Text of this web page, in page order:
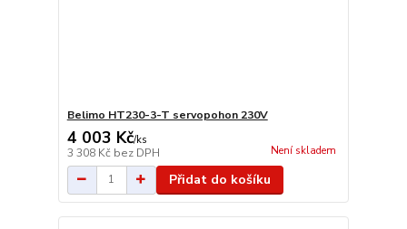
Belimo HT230-3-T servopohon 230V
4 003 Kč/ks
3 308 Kč bez DPH Není skladem
Přidat do košíku